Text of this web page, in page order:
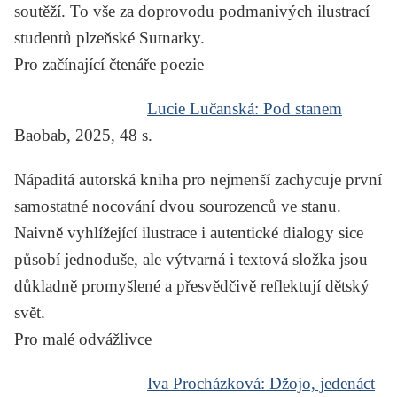
soutěží. To vše za doprovodu podmanivých ilustrací
studentů plzeňské Sutnarky.
Pro začínající čtenáře poezie
Lucie Lučanská: Pod stanem
Baobab, 2025, 48 s.
Nápaditá autorská kniha pro nejmenší zachycuje první
samostatné nocování dvou sourozenců ve stanu.
Naivně vyhlížející ilustrace i autentické dialogy sice
působí jednoduše, ale výtvarná i textová složka jsou
důkladně promyšlené a přesvědčivě reflektují dětský
svět.
Pro malé odvážlivce
Iva Procházková: Džojo, jedenáct